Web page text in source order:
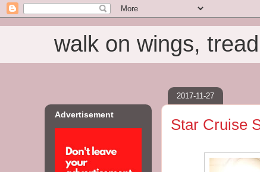
walk on wings,
2017-11-27
Star Cruise
Advertisement